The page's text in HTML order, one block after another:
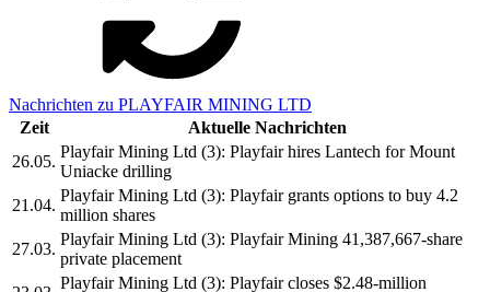
Nachrichten zu PLAYFAIR MINING LTD
Zeit
Aktuelle Nachrichten
26.05.
Playfair Mining Ltd (3): Playfair hires Lantech for Mount
Uniacke drilling
21.04.
Playfair Mining Ltd (3): Playfair grants options to buy 4.2
million shares
27.03.
Playfair Mining Ltd (3): Playfair Mining 41,387,667-share
private placement
Playfair Mining Ltd (3): Playfair closes $2.48-million